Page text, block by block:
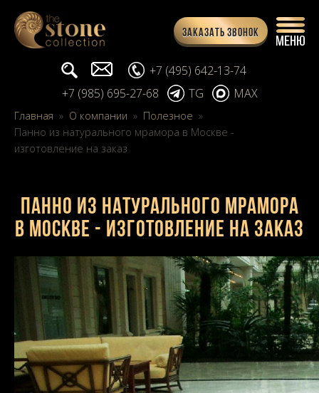
Заказать звонок
Поиск... info@stone-collection.ru
+7 (495) 642-13-74
+7 (985) 695-27-68
TG MAX
Главная » О компании » Полезное »
Панно из натурального мрамора в Москве -
изготовление на заказ
Панно из натурального мрамора
в Москве - изготовление на заказ